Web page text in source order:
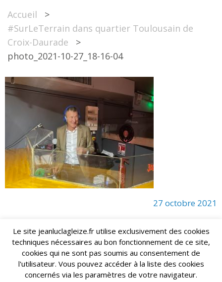
DÉPUTÉ 2017 – 2022
MES ACTIONS 2017 – 2022
Accueil
>
#SurLeTerrain dans quartier Toulousain de
Croix-Daurade
>
photo_2021-10-27_18-16-04
27 octobre 2021
Jean-Luc LAGLEIZE - e-mail : lagleize2024@gmail.com
Mentions Légales- Copyright © 2024. Tous droits réservés.
Le site jeanluclagleize.fr utilise exclusivement des cookies
techniques nécessaires au bon fonctionnement de ce site,
cookies qui ne sont pas soumis au consentement de
l'utilisateur. Vous pouvez accéder à la liste des cookies
concernés via les paramètres de votre navigateur.